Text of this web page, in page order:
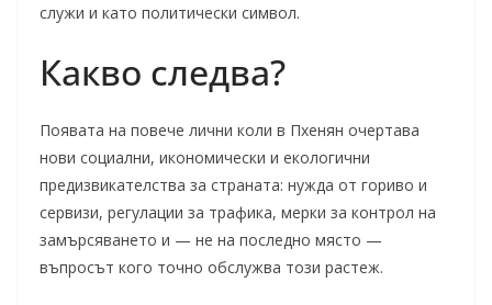
служи и като политически символ.
Какво следва?
Появата на повече лични коли в Пхенян очертава
нови социални, икономически и екологични
предизвикателства за страната: нужда от гориво и
сервизи, регулации за трафика, мерки за контрол на
замърсяването и — не на последно място —
въпросът кого точно обслужва този растеж.